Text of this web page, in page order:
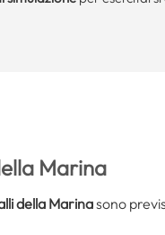
Marina
della Marinasono